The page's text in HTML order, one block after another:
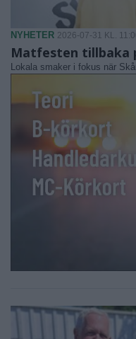
NYHETER 2026-07-31 KL.
Matfesten tillbaka
Lokala smaker i fokus när